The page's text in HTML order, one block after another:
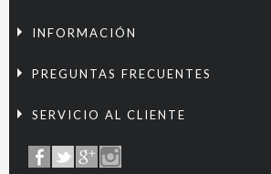
INFORMACIÓN
PREGUNTAS FRECUENTES
SERVICIO AL CLIENTE